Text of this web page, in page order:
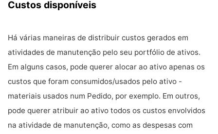
Custos disponíveis
Há várias maneiras de distribuir custos gerados em
atividades de manutenção pelo seu portfólio de ativos.
Em alguns casos, pode querer alocar ao ativo apenas os
custos que foram consumidos/usados pelo ativo -
materiais usados num Pedido, por exemplo. Em outros,
pode querer atribuir ao ativo todos os custos envolvidos
na atividade de manutenção, como as despesas com